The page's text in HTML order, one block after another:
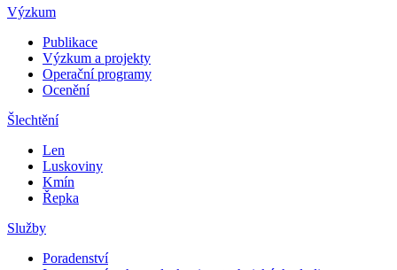
Výzkum
Publikace
Výzkum a projekty
Operační programy
Ocenění
Šlechtění
Len
Luskoviny
Kmín
Řepka
Služby
Poradenství